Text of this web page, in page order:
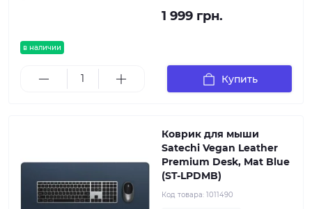
в наличии
1 999 грн.
Купить
Коврик для мыши
Satechi Vegan Leather
Premium Desk, Mat Blue
(ST-LPDMB)
Код товара: 1011490